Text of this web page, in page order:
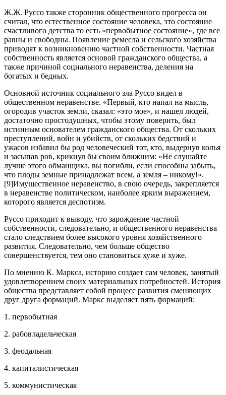
Ж.Ж. Руссо также сторонник общественного прогресса он
считал, что естественное состояние человека, это состояние
счастливого детства то есть «первобытное состояние», где все
равны и свободны. Появление ремесла и сельского хозяйства
приводят к возникновению частной собственности. Частная
собственность является основой гражданского общества, а
также причиной социального неравенства, деления на
богатых и бедных.
Основной источник социального зла Руссо видел в
общественном неравенстве. «Первый, кто напал на мысль,
огородив участок земли, сказал: «это мое», и нашел людей,
достаточно простодушных, чтобы этому поверить, был
истинным основателем гражданского общества. От скольких
преступлений, войн и убийств, от скольких бедствий и
ужасов избавил бы род человеческий тот, кто, выдернув колья
и засыпав ров, крикнул бы своим ближним: «Не слушайте
лучше этого обманщика, вы погибли, если способны забыть,
что плоды земные принадлежат всем, а земля – никому!».
[9]Имущественное неравенство, в свою очередь, закрепляется
в неравенстве политическом, наиболее ярким выражением,
которого является деспотизм.
Руссо приходит к выводу, что зарождение частной
собственности, следовательно, и общественного неравенства
стало следствием более высокого уровня хозяйственного
развития. Следовательно, чем больше общество
совершенствуется, тем оно становиться хуже и хуже.
По мнению К. Маркса, историю создает сам человек, занятый
удовлетворением своих материальных потребностей. История
общества представляет собой процесс развития сменяющих
друг друга формаций. Маркс выделяет пять формаций:
1. первобытная
2. рабовладельческая
3. феодальная
4. капиталистическая
5. коммунистическая